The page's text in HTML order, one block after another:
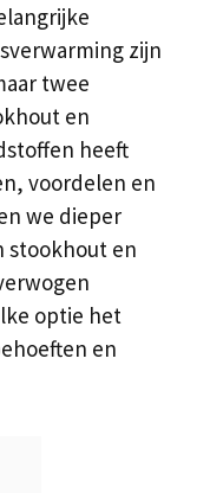
zijn
twee
en
heeft
voordelen en
we dieper
stookhout en
optie het
en